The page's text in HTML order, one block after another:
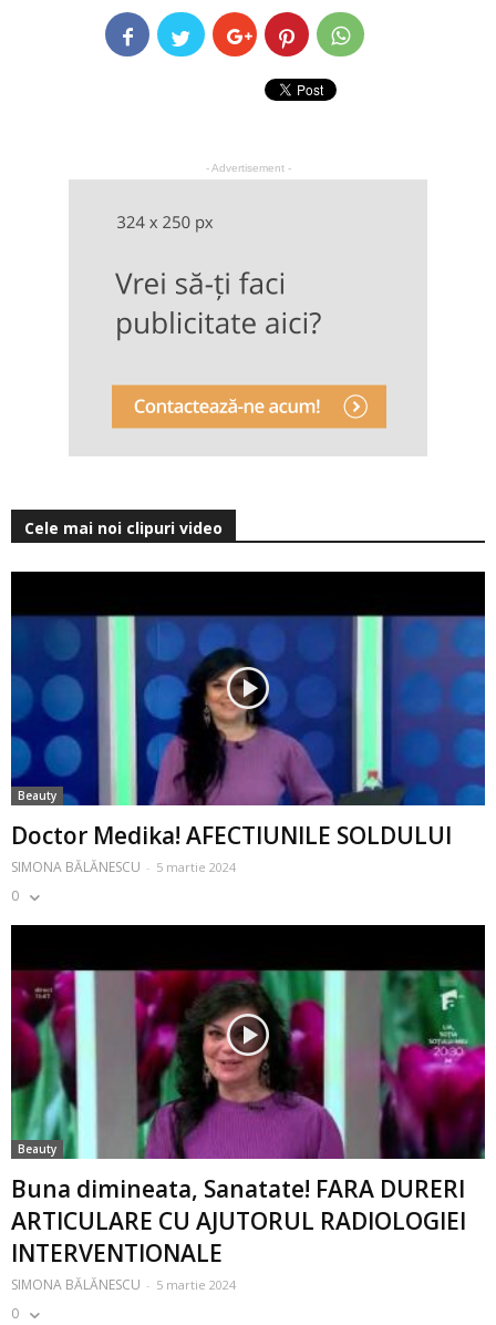
- Advertisement -
Cele mai noi clipuri video
Beauty
Doctor Medika! AFECTIUNILE SOLDULUI
SIMONA BĂLĂNESCU - 5 martie 2024
0
Beauty
Buna dimineata, Sanatate! FARA DURERI
ARTICULARE CU AJUTORUL RADIOLOGIEI
INTERVENTIONALE
SIMONA BĂLĂNESCU - 5 martie 2024
0